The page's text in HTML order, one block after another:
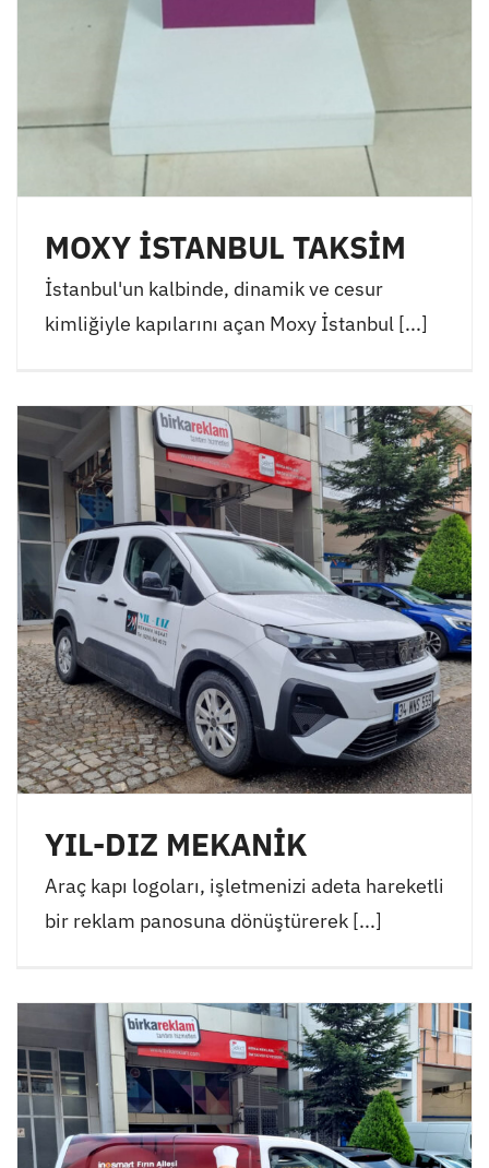
MOXY İSTANBUL TAKSİM
İstanbul'un kalbinde, dinamik ve cesur
kimliğiyle kapılarını açan Moxy İstanbul [...]
YIL-DIZ MEKANİK
Araç kapı logoları, işletmenizi adeta hareketli
bir reklam panosuna dönüştürerek [...]